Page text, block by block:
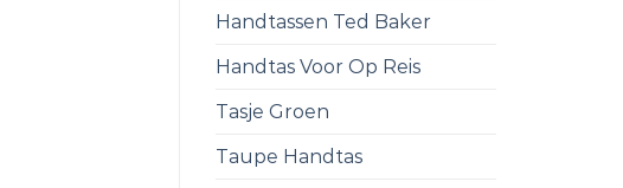
Handtassen Ted Baker
Handtas Voor Op Reis
Tasje Groen
Taupe Handtas